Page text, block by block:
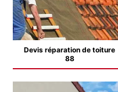
Devis réparation de toiture
88